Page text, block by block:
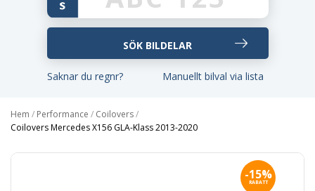
Saknar du regnr? Manuellt bilval via lista
Hem / Performance / Coilovers/
Coilovers Mercedes X156 GLA-Klass 2013-2020
-15%
RABATT